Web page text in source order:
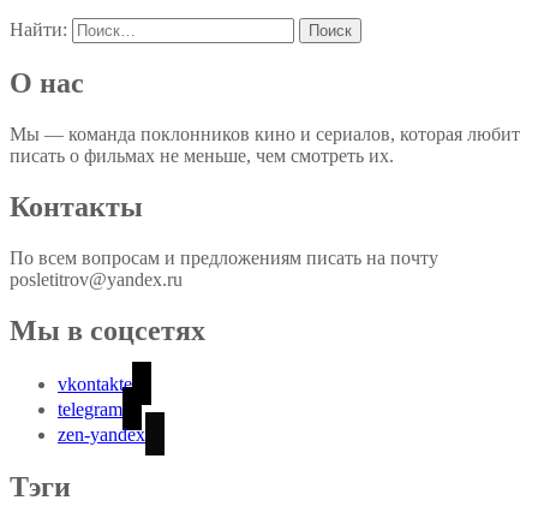
Найти:
О нас
Мы — команда поклонников кино и сериалов, которая любит
писать о фильмах не меньше, чем смотреть их.
Контакты
По всем вопросам и предложениям писать на почту
posletitrov@yandex.ru
Мы в соцсетях
vkontakte
telegram
zen-yandex
Тэги